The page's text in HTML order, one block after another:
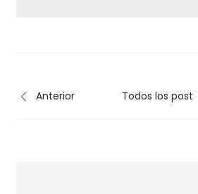
Anterior Todos los post